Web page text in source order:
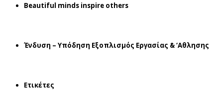
Beautiful minds inspire others
Ένδυση – Υπόδηση Εξοπλισμός Εργασίας & ‘Aθλησης
Ετικέτες